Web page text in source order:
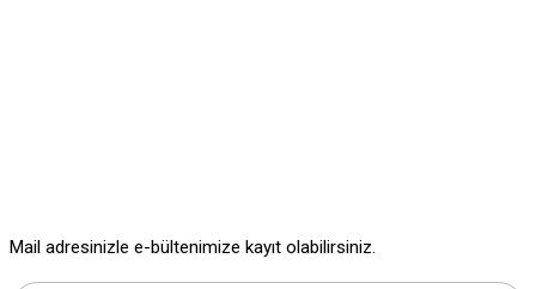
Mail adresinizle e-bültenimize kayıt olabilirsiniz.